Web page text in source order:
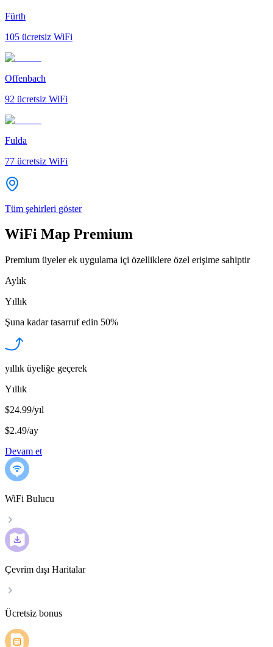
Fürth
105 ücretsiz WiFi
Offenbach
92 ücretsiz WiFi
Fulda
77 ücretsiz WiFi
Tüm şehirleri göster
WiFi Map Premium
Premium üyeler ek uygulama içi özelliklere özel erişime sahiptir
Aylık
Yıllık
Şuna kadar tasarruf edin 50%
yıllık üyeliğe geçerek
Yıllık
$24.99/yıl
$2.49/ay
Devam et
WiFi Bulucu
Çevrim dışı Haritalar
Ücretsiz bonus